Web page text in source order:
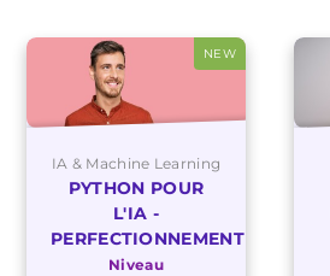
NEW
IA & Machine Learning
PYTHON POUR
L'IA -
PERFECTIONNEMENT
Niveau